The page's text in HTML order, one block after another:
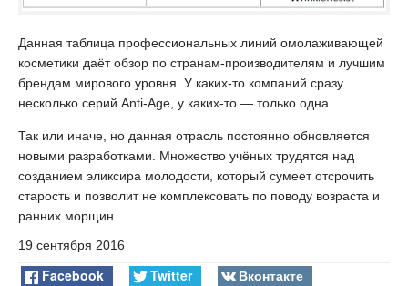
Данная таблица профессиональных линий омолаживающей
косметики даёт обзор по странам-производителям и лучшим
брендам мирового уровня. У каких-то компаний сразу
несколько серий Anti-Age, у каких-то — только одна.
Так или иначе, но данная отрасль постоянно обновляется
новыми разработками. Множество учёных трудятся над
созданием эликсира молодости, который сумеет отсрочить
старость и позволит не комплексовать по поводу возраста и
ранних морщин.
19 сентября 2016
Facebook Twitter
Вконтакте